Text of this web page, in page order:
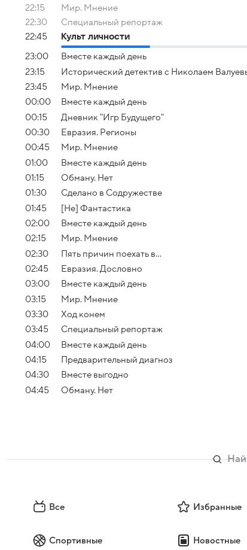
22:15
Мир. Мнение
22:30
Специальный репортаж
22:45
Культ личности
23:00
Вместе каждый день
23:15
Исторический детектив с Николаем
23:45
Мир. Мнение
00:00
Вместе каждый день
00:15
Дневник "Игр Будущего"
00:30
Евразия. Регионы
00:45
Мир. Мнение
01:00
Вместе каждый день
01:15
Обману. Нет
01:30
Сделано в Содружестве
01:45
[Не] Фантастика
02:00
Вместе каждый день
02:15
Мир. Мнение
02:30
Пять причин поехать в...
02:45
Евразия. Дословно
03:00
Вместе каждый день
03:15
Мир. Мнение
03:30
Ход конем
03:45
Специальный репортаж
04:00
Вместе каждый день
04:15
Предварительный диагноз
04:30
Вместе выгодно
04:45
Обману. Нет
Все Избранные
Спортивные Новостные